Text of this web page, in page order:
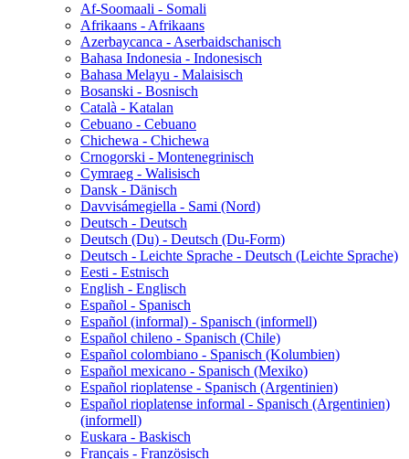
Af-Soomaali - Somali
Afrikaans - Afrikaans
Azerbaycanca - Aserbaidschanisch
Bahasa Indonesia - Indonesisch
Bahasa Melayu - Malaisisch
Bosanski - Bosnisch
Català - Katalan
Cebuano - Cebuano
Chichewa - Chichewa
Crnogorski - Montenegrinisch
Cymraeg - Walisisch
Dansk - Dänisch
Davvisámegiella - Sami (Nord)
Deutsch - Deutsch
Deutsch (Du) - Deutsch (Du-Form)
Deutsch - Leichte Sprache - Deutsch (Leichte Sprache)
Eesti - Estnisch
English - Englisch
Español - Spanisch
Español (informal) - Spanisch (informell)
Español chileno - Spanisch (Chile)
Español colombiano - Spanisch (Kolumbien)
Español mexicano - Spanisch (Mexiko)
Español rioplatense - Spanisch (Argentinien)
Español rioplatense informal - Spanisch (Argentinien)
(informell)
Euskara - Baskisch
Français - Französisch